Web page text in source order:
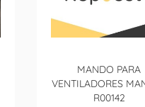
MANDO PARA
VENTILADORES
R00142